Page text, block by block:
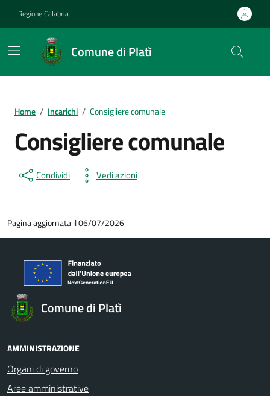
Regione Calabria
Comune di Platì
Home / Incarichi / Consigliere comunale
Consigliere comunale
Condividi Vedi azioni
Pagina aggiornata il 06/07/2026
Comune di Platì
AMMINISTRAZIONE
Organi di governo
Aree amministrative